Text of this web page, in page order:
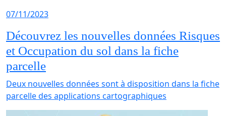
07/11/2023
Découvrez les nouvelles données Risques
et Occupation du sol dans la fiche
parcelle
Deux nouvelles données sont à disposition dans la fiche
parcelle des applications cartographiques